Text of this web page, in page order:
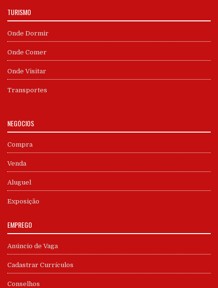
TURISMO
Onde Dormir
Onde Comer
Onde Visitar
Transportes
NEGÓCIOS
Compra
Venda
Aluguel
Exposição
EMPREGO
Anúncio de Vaga
Cadastrar Currículos
Conselhos